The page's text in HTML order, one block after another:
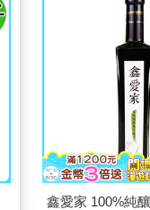
鑫愛家 100%純